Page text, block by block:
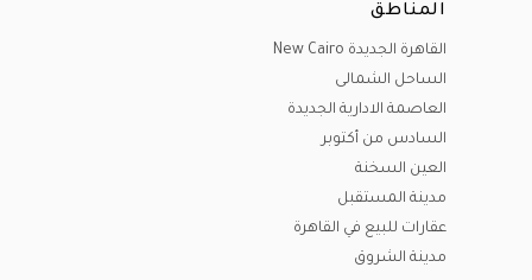
المناطق
القاهرة الجديدة New Cairo
الساحل الشمالى
العاصمة الادارية الجديدة
السادس من أكتوبر
العين السخنة
مدينة المستقبل
عقارات للبيع في القاهرة
مدينة الشروق